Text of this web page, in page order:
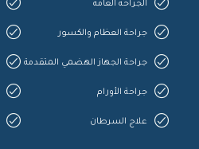
الجراحة العامة
جراحة العظام والكسور
جراحة الجهاز الهضمي المتقدمة
جراحة الأورام
علاج السرطان